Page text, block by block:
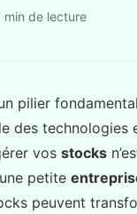
min de lecture
pilier
des
vos stocks
petite
peuvent